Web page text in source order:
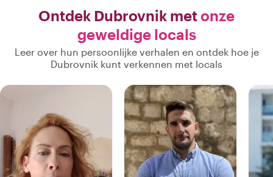
Ontdek Dubrovnik metonze
geweldige locals
Leer over hun persoonlijke verhalen en ontdek hoe je
Dubrovnik kunt verkennen met locals